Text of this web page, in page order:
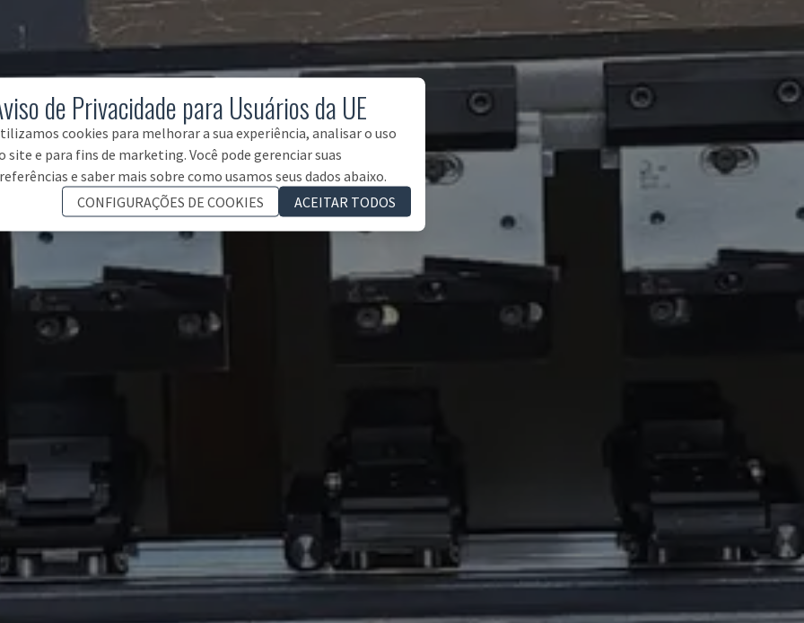
de Privacidade para Usuários da UE
cookies para melhorar a sua experiência, analisar o uso
site e para fins de marketing. Você pode gerenciar suas
e saber mais sobre como usamos seus dados abaixo.
CONFIGURAÇÕES DE COOKIES
ACEITAR TODOS